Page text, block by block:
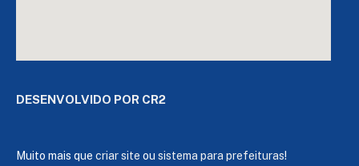
DESENVOLVIDO POR CR2
Muito mais que criar site ou sistema para prefeituras!